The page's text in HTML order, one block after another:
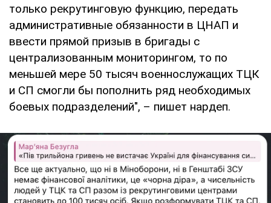
только рекрутинговую функцию, передать
административные обязанности в ЦНАП и
ввести прямой призыв в бригады с
централизованным мониторингом, то по
меньшей мере 50 тысяч военнослужащих ТЦК
и СП смогли бы пополнить ряд необходимых
боевых подразделений", – пишет нардеп.